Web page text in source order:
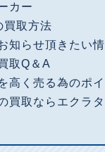
カー
買取方法
知らせ頂きたい
取Q＆A
高く売る為のポイ
買取ならエクラ